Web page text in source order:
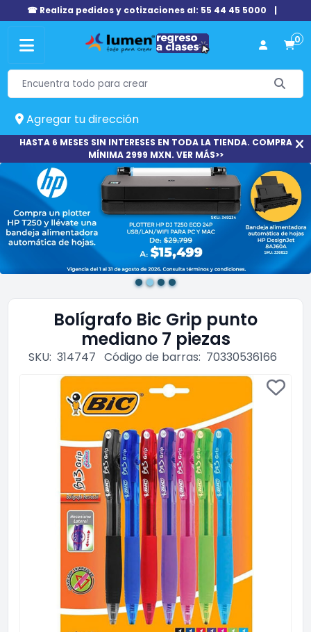
☎ Realiza pedidos y cotizaciones al: 55 44 45 5000 |
0
Agregar tu dirección
HASTA 6 MESES SIN INTERESES EN TODA LA TIENDA. COMPRA
MÍNIMA 2999 MXN. VER MÁS>>
Bolígrafo Bic Grip punto
mediano 7 piezas
SKU: 314747 Código de barras: 70330536166